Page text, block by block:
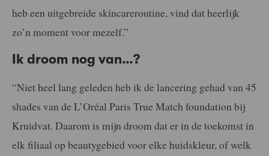
heb een uitgebreide skincareroutine, vind dat heerlijk
zo’n moment voor mezelf.”
Ik droom nog van…?
“Niet heel lang geleden heb ik de lancering gehad van 45
shades van de L’Oréal Paris True Match foundation bij
Kruidvat. Daarom is mijn droom dat er in de toekomst in
elk filiaal op beautygebied voor elke huidskleur, of welk